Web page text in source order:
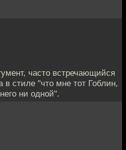
часто встречающийся
в стиле "что мне тот Гоблин,
ни одной".